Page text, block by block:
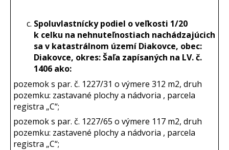
Spoluvlastnícky podiel o veľkosti 1/20
k celku na nehnuteľnostiach nachádzajúcich
sa v katastrálnom území Diakovce, obec:
Diakovce, okres: Šaľa zapísaných na LV. č.
1406 ako:
pozemok s par. č. 1227/31 o výmere 312 m2, druh
pozemku: zastavané plochy a nádvoria , parcela
registra „C“;
pozemok s par. č. 1227/65 o výmere 117 m2, druh
pozemku: zastavené plochy a nádvoria , parcela
registra „C“;